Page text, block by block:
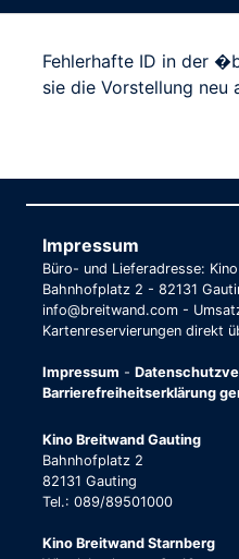
Fehlerhafte ID in der
sie die Vorstellung neu
Impressum
Büro- und Lieferadresse:
Bahnhofplatz 2 - 82131
info@breitwand.com -
Kartenreservierungen direkt
Impressum -
Barrierefreiheitserklärung
Kino Breitwand Gauting
Bahnhofplatz 2
82131 Gauting
Tel.: 089/89501000
Kino Breitwand Starnberg